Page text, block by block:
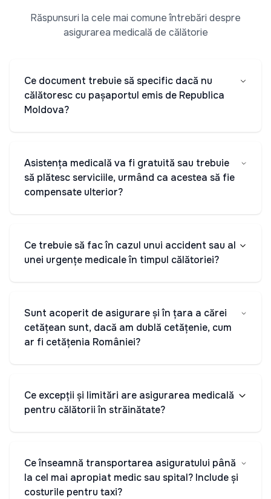
Răspunsuri la cele mai comune întrebări despre
asigurarea medicală de călătorie
Ce document trebuie să specific dacă nu
călătoresc cu pașaportul emis de Republica
Moldova?
Asistența medicală va fi gratuită sau trebuie
să plătesc serviciile, urmând ca acestea să fie
compensate ulterior?
Ce trebuie să fac în cazul unui accident sau al
unei urgențe medicale în timpul călătoriei?
Sunt acoperit de asigurare și în țara a cărei
cetățean sunt, dacă am dublă cetățenie, cum
ar fi cetățenia României?
Ce excepții și limitări are asigurarea medicală
pentru călătorii în străinătate?
Ce înseamnă transportarea asiguratului până
la cel mai apropiat medic sau spital? Include și
costurile pentru taxi?